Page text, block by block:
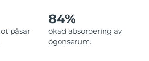
påsar
84%
ökad absorbering av
ögonserum.
Förväntad leverans
Förväntad leverans